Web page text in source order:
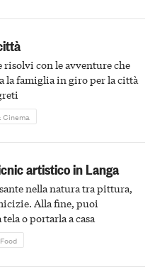
risolvi con le avventure che
la famiglia in giro per la città
artistico in Langa
nella natura tra pittura,
Alla fine, puoi
o portarla a casa